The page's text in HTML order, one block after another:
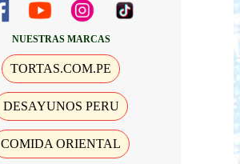
NUESTRAS MARCAS
TORTAS.COM.PE
DESAYUNOS PERU
COMIDA ORIENTAL